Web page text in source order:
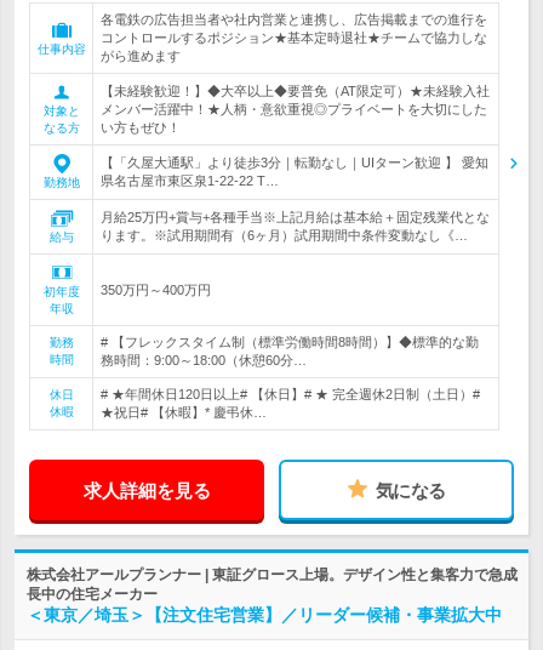
仕事内容
各電鉄の広告担当者や社内営業と連携し、広告掲載までの進行を
コントロールするポジション★基本定時退社★チームで協力しな
がら進めます
対象と
なる方
【未経験歓迎！】◆大卒以上◆要普免（AT限定可）★未経験入社
メンバー活躍中！★人柄・意欲重視◎プライベートを大切にした
い方もぜひ！
勤務地
【「久屋大通駅」より徒歩3分｜転勤なし｜UIターン歓迎 】 愛知
県名古屋市東区泉1-22-22 T…
給与
月給25万円+賞与+各種手当※上記月給は基本給＋固定残業代とな
ります。※試用期間有（6ヶ月）試用期間中条件変動なし《…
初年度
年収
350万円～400万円
勤務
時間
# 【フレックスタイム制（標準労働時間8時間）】◆標準的な勤
務時間：9:00～18:00（休憩60分…
休日
休暇
# ★年間休日120日以上# 【休日】# ★ 完全週休2日制（土日）#
★祝日# 【休暇】* 慶弔休…
求人詳細を見る 気になる
株式会社アールプランナー | 東証グロース上場。デザイン性と集客力で急成
長中の住宅メーカー
＜東京／埼玉＞【注文住宅営業】／リーダー候補・事業拡大中